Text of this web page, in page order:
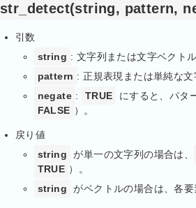
str_detect(string, pattern,
引数
string : 文字列または文字ベクト
pattern : 正規表現または単純な文
negate : TRUE にすると、パタ
FALSE ）。
戻り値
string
が単一の文字列の場合は、
TRUE ）。
string
がベクトルの場合は、各